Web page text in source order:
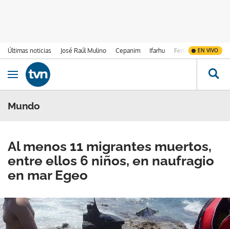
Últimas noticias José Raúl Mulino Cepanim Ifarhu Fenómeno de El
EN VIVO
Ir al contenido
Obrir navegació
Mundo
Al menos 11 migrantes muertos,
entre ellos 6 niños, en naufragio
en mar Egeo